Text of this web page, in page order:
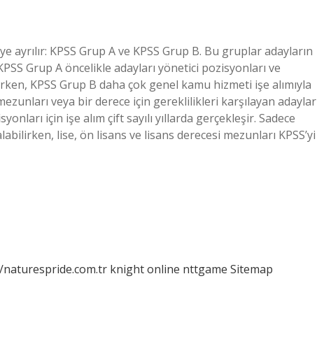
KPSS Grup A ve KPSS Grup B. Bu gruplar adayların
Grup A öncelikle adayları yönetici pozisyonları ve
KPSS Grup B daha çok genel kamu hizmeti işe alımıyla
veya bir derece için gereklilikleri karşılayan adaylar
için işe alım çift sayılı yıllarda gerçekleşir. Sadece
lise, ön lisans ve lisans derecesi mezunları KPSS’yi
knight online nttgame Sitemap